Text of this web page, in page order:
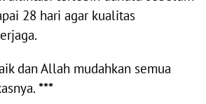
28 hari agar kualitas
dan Allah mudahkan semua
***